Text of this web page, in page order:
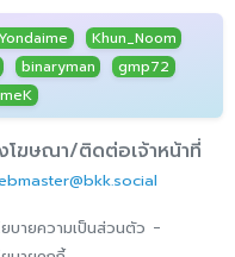
Yondaime
Khun_Noom
binaryman
gmp72
โฆษณา/ติดต่อเจ้าหน้าที่
บายความเป็นส่วนตัว -